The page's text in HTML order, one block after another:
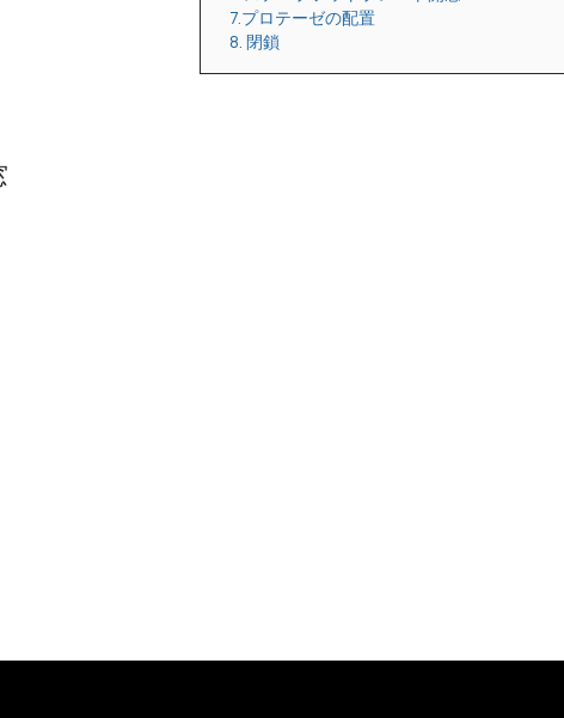
7.プロテーゼの配置
8. 閉鎖